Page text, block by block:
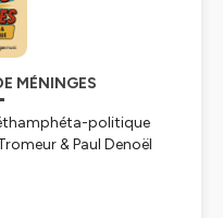
MÉNINGES
politique
& Paul Denoël